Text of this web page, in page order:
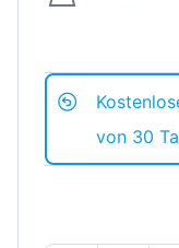
von 30